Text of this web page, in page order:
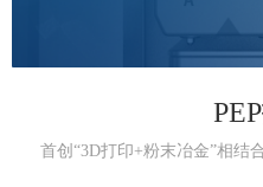
首创“3D打印+粉末冶金”相结